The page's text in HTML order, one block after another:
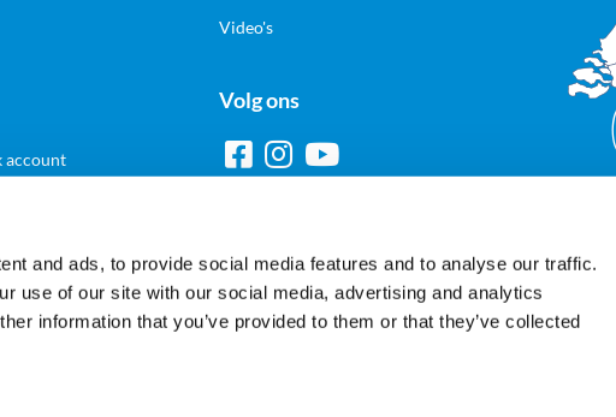
and ads, to provide social media features and to analyse our traffic.
use of our site with our social media, advertising and analytics
information that you’ve provided to them or that they’ve collected
Video's
account
Volg ons
Veilig en gemakkelijk betalen